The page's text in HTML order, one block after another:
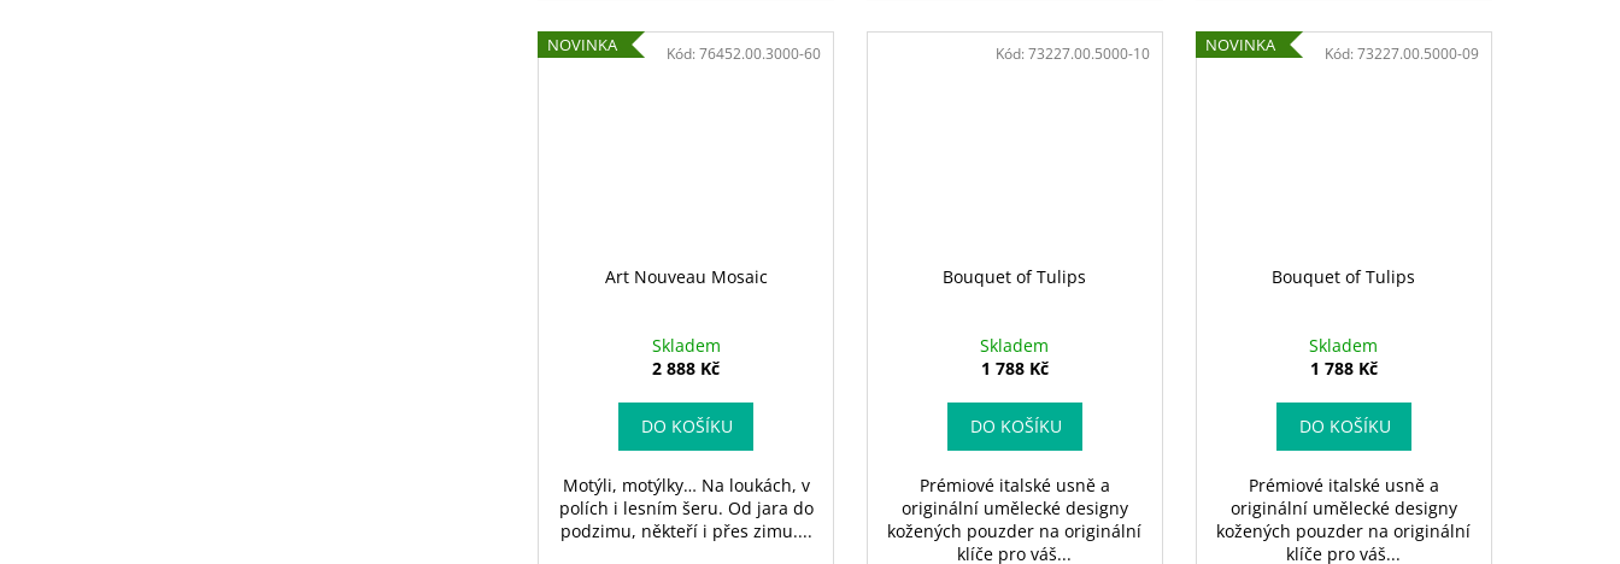
NOVINKA
Art Nouveau Mosaic
Skladem
2 888 Kč
DO KOŠÍKU
Motýli, motýlky… Na loukách, v
polích i lesním šeru. Od jara do
podzimu, někteří i přes zimu....
Kód:76452.00.3000-60
Bouquet of Tulips
Skladem
1 788 Kč
DO KOŠÍKU
Prémiové italské usně a
originální umělecké designy
kožených pouzder na originální
klíče pro váš...
Kód: 73227.00.5000-10 NOVINKA
Bouquet of Tulips
Skladem
1 788 Kč
DO KOŠÍKU
Prémiové italské usně a
originální umělecké designy
kožených pouzder na originální
klíče pro váš...
Kód: 73227.00.5000-09